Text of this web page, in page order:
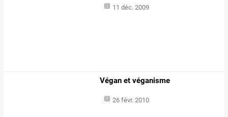
11 déc. 2009
Végan et véganisme
26 févr. 2010